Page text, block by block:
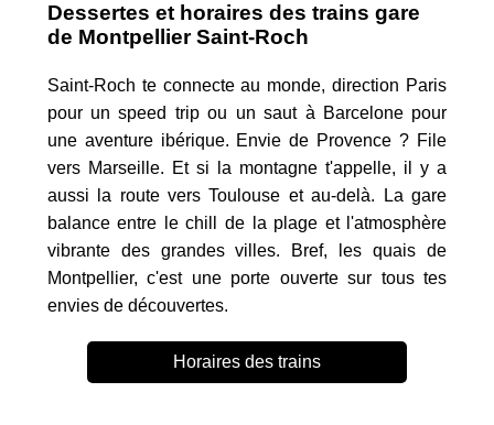
Dessertes et horaires des trains gare
de Montpellier Saint-Roch
Saint-Roch te connecte au monde, direction Paris
pour un speed trip ou un saut à Barcelone pour
une aventure ibérique. Envie de Provence ? File
vers Marseille. Et si la montagne t'appelle, il y a
aussi la route vers Toulouse et au-delà. La gare
balance entre le chill de la plage et l'atmosphère
vibrante des grandes villes. Bref, les quais de
Montpellier, c'est une porte ouverte sur tous tes
envies de découvertes.
Horaires des trains